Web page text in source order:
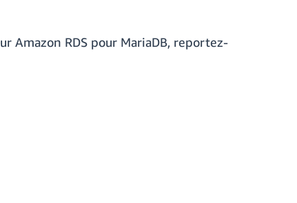
Amazon RDS pour MariaDB, reportez-